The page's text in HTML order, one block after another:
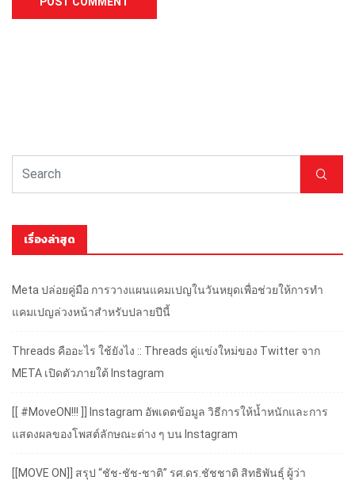
เรื่องล่าสุด
Meta ปล่อยคู่มือ การวางแผนแคมเปญในวันหยุดเพื่อช่วยให้การทำ
แคมเปญล่วงหน้าสำหรับปลายปีนี้
Threads คืออะไร ใช้ยังไง :: Threads คู่แข่งใหม่ของ Twitter จาก
META เปิดตัวภายใต้ Instagram
[[ #MoveON!!! ]] Instagram อัพเดตข้อมูล วิธีการให้น้ำหนักและการ
แสดงผลของโพสต์ลักษณะต่าง ๆ บน Instagram
[[MOVE ON]] สรุป “ชัช-ชัช-ชาติ” รศ.ดร.ชัชชาติ สิทธิพันธุ์ ผู้ว่า